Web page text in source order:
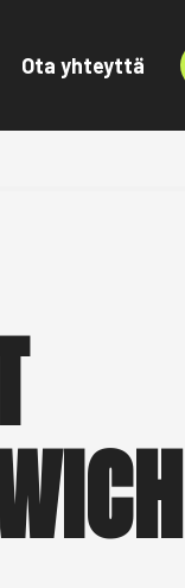
Ota yhteyttä